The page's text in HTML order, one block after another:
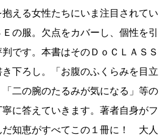
える女性たちにいま注目されてい
の服。欠点をカバーし、個性を引
です。本書はそのＤｏＣＬＡＳＳ
き下ろし。「お腹のふくらみを目立
二の腕のたるみが気になる」等の
に答えていきます。著者自身がフ
だ知恵がすべてこの１冊に！ 大人